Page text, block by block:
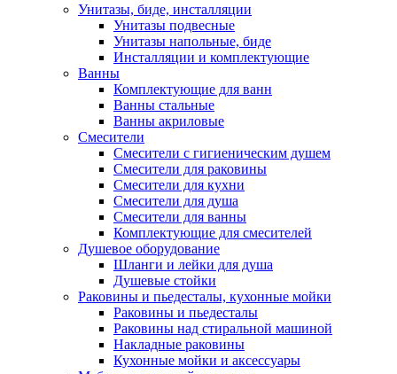
Унитазы, биде, инсталляции
Унитазы подвесные
Унитазы напольные, биде
Инсталляции и комплектующие
Ванны
Комплектующие для ванн
Ванны стальные
Ванны акриловые
Смесители
Смесители с гигиеническим душем
Смесители для раковины
Смесители для кухни
Смесители для душа
Смесители для ванны
Комплектующие для смесителей
Душевое оборудование
Шланги и лейки для душа
Душевые стойки
Раковины и пьедесталы, кухонные мойки
Раковины и пьедесталы
Раковины над стиральной машиной
Накладные раковины
Кухонные мойки и аксессуары